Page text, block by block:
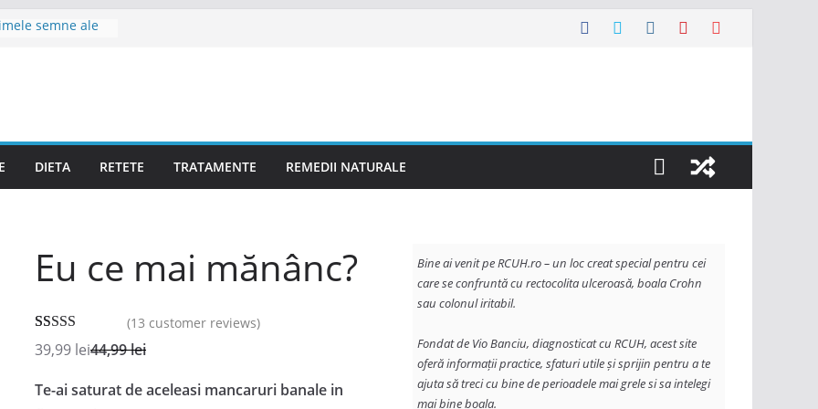
semne ale
cu legume
Tratament
Pacienții cu
DIETA RETETE TRATAMENTE REMEDII NATURALE
Eu ce mai mănânc?
Rated 5.00
based on
13
(13 customer reviews)
44,99lei
O
r
39,99 lei
C
u
Te-ai saturat de aceleasi mancaruri banale in
Bine ai venit pe RCUH.ro – un loc creat special pentru cei
care se confruntă cu rectocolita ulceroasă, boala Crohn
sau colonul iritabil.
Fondat de Vio Banciu, diagnosticat cu RCUH, acest site
oferă informații practice, sfaturi utile și sprijin pentru a te
ajuta să treci cu bine de perioadele mai grele si sa intelegi
mai bine boala.